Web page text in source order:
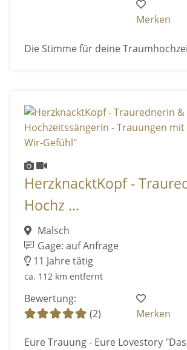
Merken
Die Stimme für deine
HerzknacktKopf -
Hochz ...
Malsch
Gage: auf Anfrage
11 Jahre tätig
ca. 112 km entfernt
Bewertung:
(2)
Merken
Eure Trauung - Eure Lovestory